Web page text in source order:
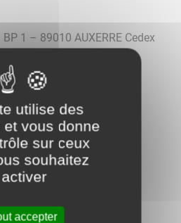
1 – 89010 AUXERRE Cedex
utilise des
et vous donne
sur ceux
souhaitez
activer
accepter